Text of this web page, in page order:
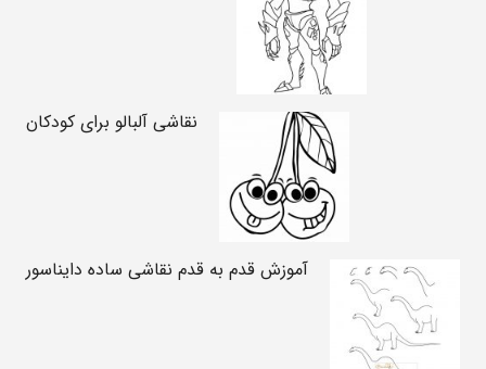
نقاشی آلبالو برای کودکان
آموزش قدم به قدم نقاشی ساده دایناسور